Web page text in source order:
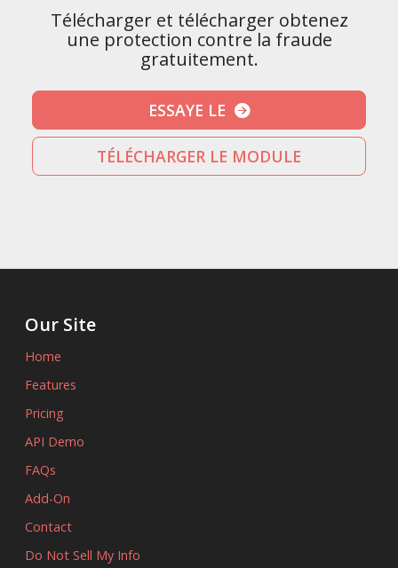
Télécharger et télécharger obtenez
une protection contre la fraude
gratuitement.
ESSAYE LE
TÉLÉCHARGER LE MODULE
Our Site
Home
Features
Pricing
API Demo
FAQs
Add-On
Contact
Do Not Sell My Info